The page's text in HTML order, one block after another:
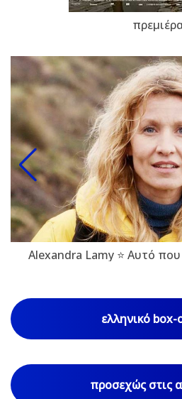
Alexandra Lamy ⭐ Αυτό
ελληνικό box-
προσεχώς στις